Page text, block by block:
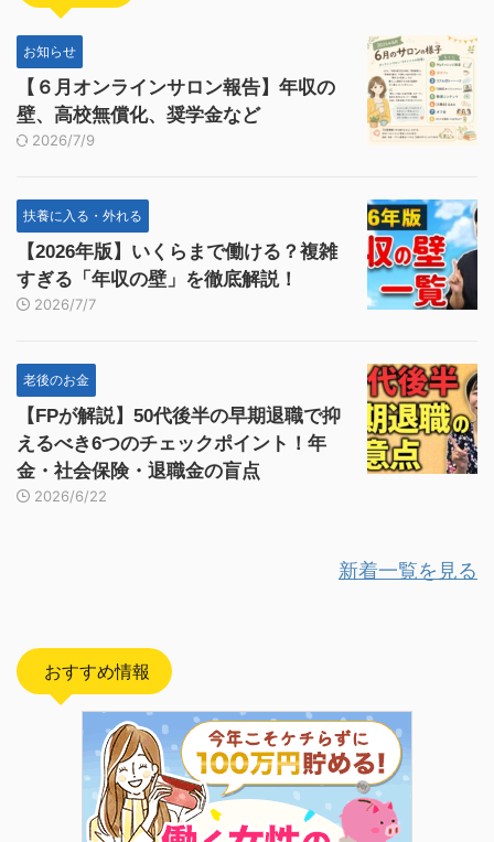
お知らせ
【６月オンラインサロン報告】年収の
壁、高校無償化、奨学金など
2026/7/9
扶養に入る・外れる
【2026年版】いくらまで働ける？複雑
すぎる「年収の壁」を徹底解説！
2026/7/7
老後のお金
【FPが解説】50代後半の早期退職で抑
えるべき6つのチェックポイント！年
金・社会保険・退職金の盲点
2026/6/22
新着一覧を見る
おすすめ情報